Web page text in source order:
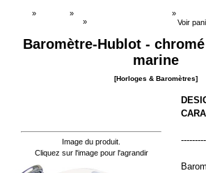
Voir
» »
»
»
Baromètre-Hublot -
marine
[Horloges & Baromètres]
Image du produit.
Cliquez sur l'image pour l'agrandir